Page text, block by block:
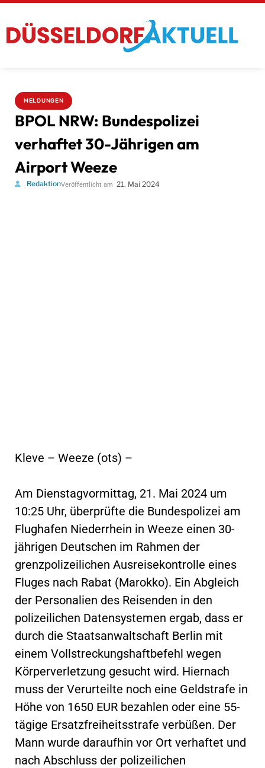
MELDUNGEN
BPOL NRW: Bundespolizei
verhaftet 30-Jährigen am
Airport Weeze
RedaktionVeröffentlicht am 21. Mai 2024
Kleve – Weeze (ots) –
Am Dienstagvormittag, 21. Mai 2024 um
10:25 Uhr, überprüfte die Bundespolizei am
Flughafen Niederrhein in Weeze einen 30-
jährigen Deutschen im Rahmen der
grenzpolizeilichen Ausreisekontrolle eines
Fluges nach Rabat (Marokko). Ein Abgleich
der Personalien des Reisenden in den
polizeilichen Datensystemen ergab, dass er
durch die Staatsanwaltschaft Berlin mit
einem Vollstreckungshaftbefehl wegen
Körperverletzung gesucht wird. Hiernach
muss der Verurteilte noch eine Geldstrafe in
Höhe von 1650 EUR bezahlen oder eine 55-
tägige Ersatzfreiheitsstrafe verbüßen. Der
Mann wurde daraufhin vor Ort verhaftet und
nach Abschluss der polizeilichen